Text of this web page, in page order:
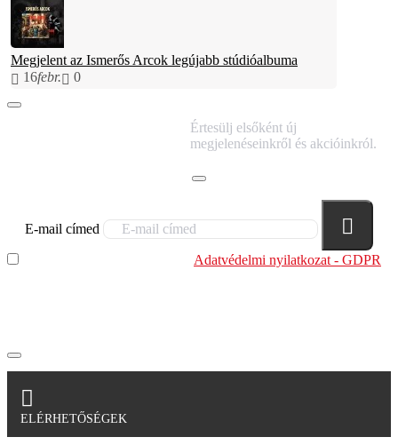
Megjelent az Ismerős Arcok legújabb stúdióalbuma
16febr. 0
Értesülj elsőként új
megjelenéseinkről és akcióinkról.
E-mail címed
Adatvédelmi nyilatkozat - GDPR
ELÉRHETŐSÉGEK